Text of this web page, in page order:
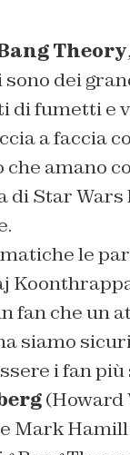
Theory
dei
di fumetti e
a faccia
che amano
di Star Wars
le
fan che un
siamo
i fan
(Howard
Mark